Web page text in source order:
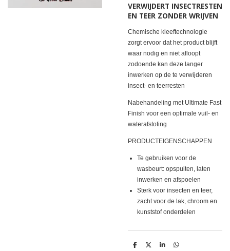
VERWIJDERT INSECTRESTEN
EN TEER ZONDER WRIJVEN
Chemische kleeftechnologie
zorgt ervoor dat het product blijft
waar nodig en niet afloopt
zodoende kan deze langer
inwerken op de te verwijderen
insect- en teerresten
Nabehandeling met Ultimate Fast
Finish voor een optimale vuil- en
waterafstoting
PRODUCTEIGENSCHAPPEN
Te gebruiken voor de
wasbeurt: opspuiten, laten
inwerken en afspoelen
Sterk voor insecten en teer,
zacht voor de lak, chroom en
kunststof onderdelen
D
D
S
D